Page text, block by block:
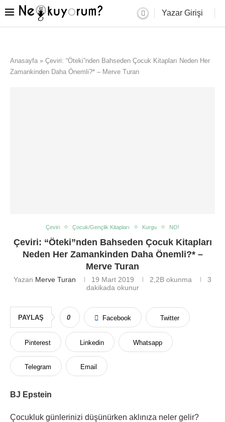
Yazar Girişi
Anasayfa » Çeviri: “Öteki”nden Bahseden Çocuk Kitapları Neden Her
Zamankinden Daha Önemli?* – Merve Turan
Çeviri Çocuk/Gençlik Kitapları Kurgu NO!
Çeviri: “Öteki”nden Bahseden Çocuk Kitapları
Neden Her Zamankinden Daha Önemli?* –
Merve Turan
Yazan Merve Turan 19 Mart 2019 2,2B okunma
3
dakikada okunur
PAYLAŞ 0 Facebook Twitter
Pinterest Linkedin Whatsapp
Telegram Email
BJ Epstein
Çocukluk günlerinizi düşünürken aklınıza neler gelir?